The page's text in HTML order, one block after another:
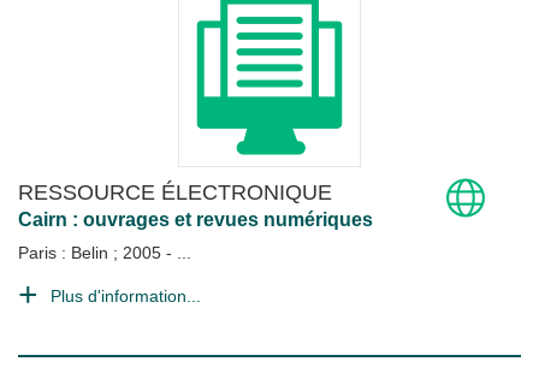
RESSOURCE ÉLECTRONIQUE
Cairn : ouvrages et revues numériques
Paris : Belin ; 2005 - ...
Plus d'information...